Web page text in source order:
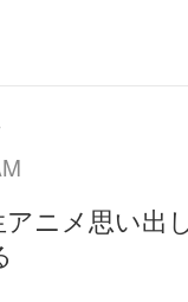
ニメ思い出